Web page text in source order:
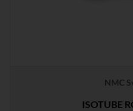
NMC
ISOTUBE